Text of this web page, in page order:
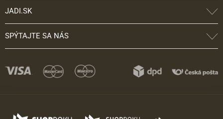
JADI.SK
SPÝTAJTE SA NÁS